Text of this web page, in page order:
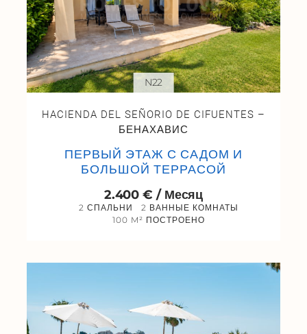
HACIENDA DEL SEÑORIO DE CIFUENTES –
БЕНАХАВИС
ПЕРВЫЙ ЭТАЖ С САДОМ И
БОЛЬШОЙ ТЕРРАСОЙ
2.400 € / Месяц
2 СПАЛЬНИ
2 ВАННЫЕ КОМНАТЫ
100 M² ПОСТРОЕНО
N22